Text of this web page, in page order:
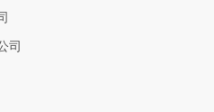
司